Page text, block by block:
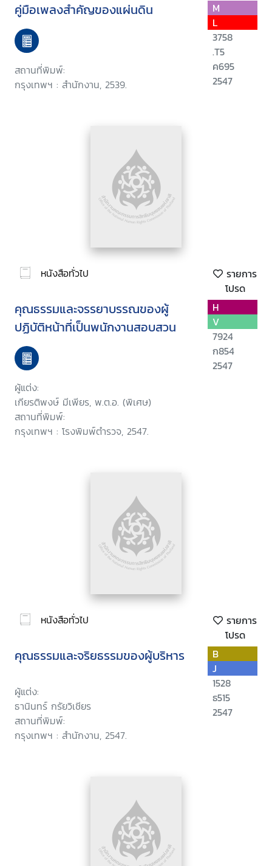
คู่มือเพลงสำคัญของแผ่นดิน
สถานที่พิมพ์:
กรุงเทพฯ : สำนักงาน, 2539.
M
L
3758
.T5
ค695
2547
หนังสือทั่วไป
รายการ
โปรด
คุณธรรมและจรรยาบรรณของผู้
ปฏิบัติหน้าที่เป็นพนักงานสอบสวน
ผู้แต่ง:
เกียรติพงษ์ มีเพียร, พ.ต.อ. (พิเศษ)
สถานที่พิมพ์:
กรุงเทพฯ : โรงพิมพ์ตำรวจ, 2547.
H
V
7924
ก854
2547
หนังสือทั่วไป
รายการ
โปรด
คุณธรรมและจริยธรรมของผู้บริหาร
ผู้แต่ง:
ธานินทร์ กรัยวิเชียร
สถานที่พิมพ์:
กรุงเทพฯ : สำนักงาน, 2547.
B
J
1528
ธ515
2547